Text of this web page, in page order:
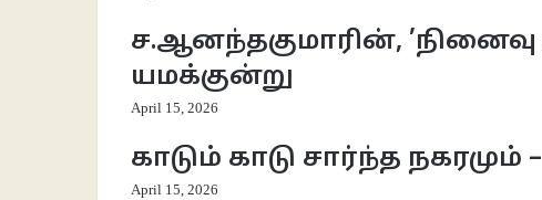
ச.ஆனந்தகுமாரின்,
யமக்குன்று
April 15, 2026
காடும் காடு சார்ந்த நகரமும்
April 15, 2026